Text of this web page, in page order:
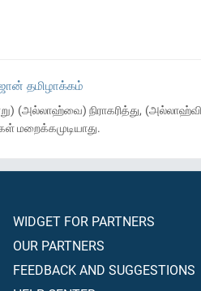
தமிழாக்கம்
(அல்லாஹ்வை) நிராகரித்து,
மறைக்கமுடியாது.
WIDGET FOR PARTNERS
OUR PARTNERS
FEEDBACK AND SUGGESTIONS